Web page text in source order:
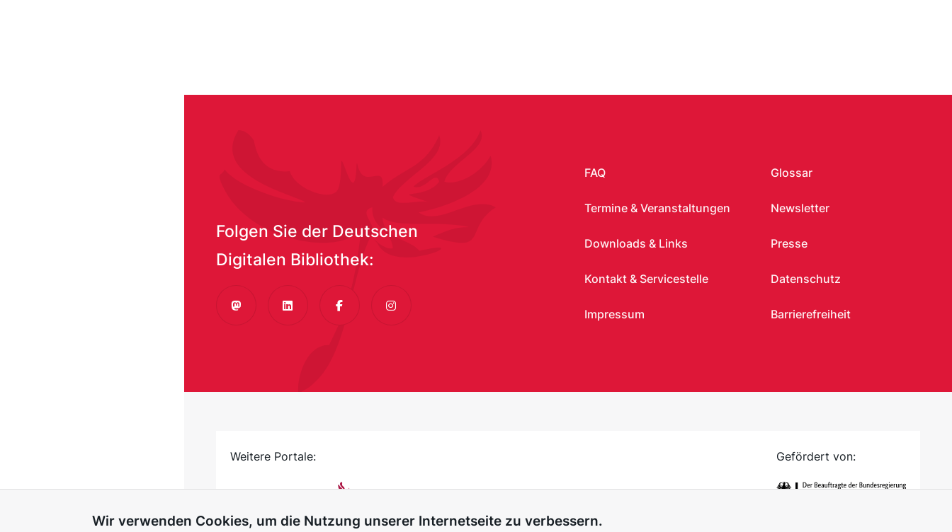
Wir verwenden Cookies, um die Nutzung unserer Internetseite zu verbessern.
FAQ Glossar
Termine & Veranstaltungen Newsletter
Downloads & Links Presse
Kontakt & Servicestelle Datenschutz
Impressum Barrierefreiheit
Folgen Sie der Deutschen
Digitalen Bibliothek:
MastodonLinkedIn FacebookInstagram
Weitere Portale: Gefördert von: